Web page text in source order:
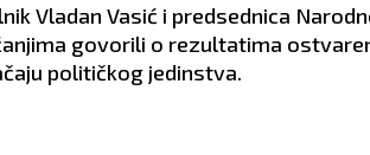
Vladan Vasić i predsednica
govorili o rezultatima
političkog jedinstva.